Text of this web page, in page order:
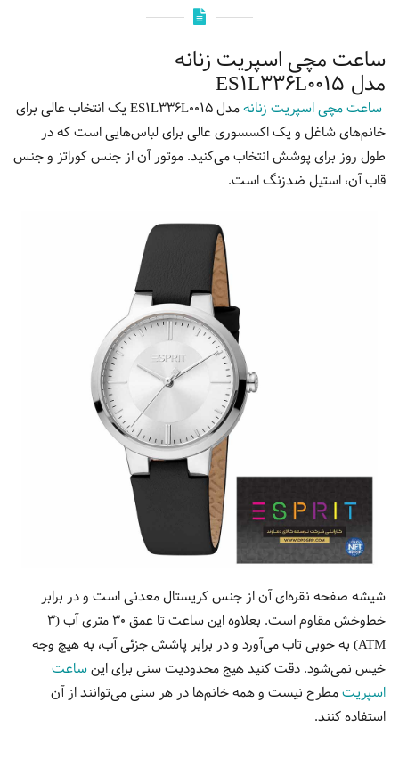
ساعت مچی اسپریت زنانه
مدل ES1L336L0015
ساعت مچی اسپریت زنانه
مدل ES1L336L0015 یک انتخاب عالی برای
خانم‌های شاغل و یک اکسسوری عالی برای لباس‌هایی است که در
طول روز برای پوشش انتخاب می‌کنید. موتور آن از جنس کوراتز و جنس
قاب آن، استیل ضدزنگ است.
شیشه صفحه نقره‌ای آن از جنس کریستال معدنی است و در برابر
خط‌وخش مقاوم است. بعلاوه این ساعت تا عمق 30 متری آب (3
ATM) به خوبی تاب می‌آورد و در برابر پاشش جزئی آب، به هیچ وجه
خیس نمی‌شود. دقت کنید هیج محدودیت سنی برای اینساعت
اسپریتمطرح نیست و همه خانم‌ها در هر سنی می‌توانند از آن
استفاده کنند.